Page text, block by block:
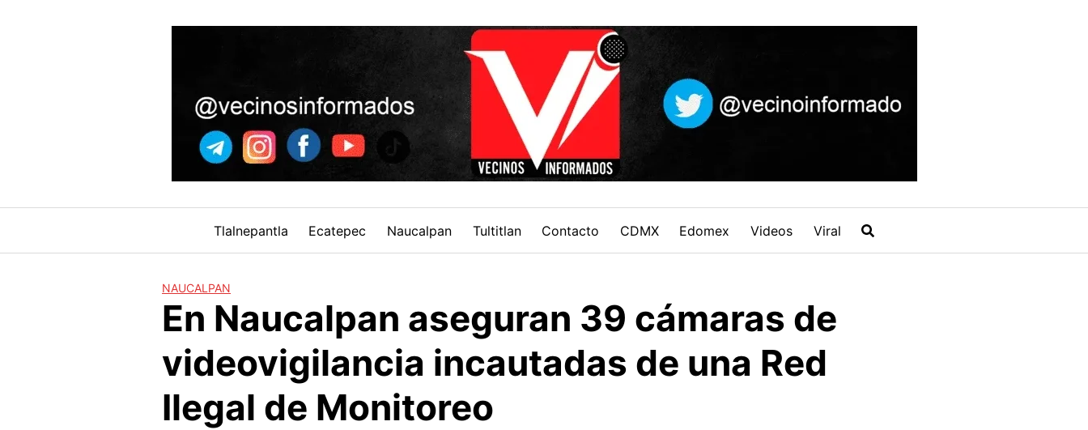
Tlalnepantla Ecatepec Naucalpan Tultitlan Contacto CDMX Edomex Videos Viral
NAUCALPAN
En Naucalpan aseguran 39 cámaras de
videovigilancia incautadas de una Red
Ilegal de Monitoreo